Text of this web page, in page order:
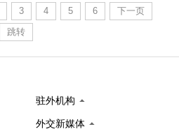
3 4 5 6
下一页
跳转
驻外机构
外交新媒体